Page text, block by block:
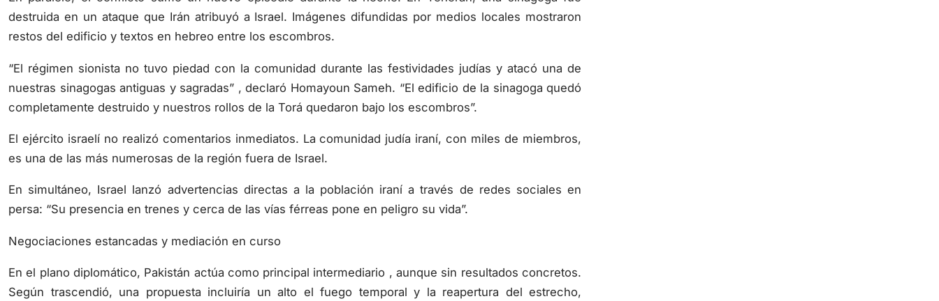
destruida en un ataque que Irán atribuyó a Israel. Imágenes difundidas por medios locales mostraron
restos del edificio y textos en hebreo entre los escombros.
“El régimen sionista no tuvo piedad con la comunidad durante las festividades judías y atacó una de
nuestras sinagogas antiguas y sagradas” , declaró Homayoun Sameh. “El edificio de la sinagoga quedó
completamente destruido y nuestros rollos de la Torá quedaron bajo los escombros”.
El ejército israelí no realizó comentarios inmediatos. La comunidad judía iraní, con miles de miembros,
es una de las más numerosas de la región fuera de Israel.
En simultáneo, Israel lanzó advertencias directas a la población iraní a través de redes sociales en
persa: “Su presencia en trenes y cerca de las vías férreas pone en peligro su vida”.
Negociaciones estancadas y mediación en curso
En el plano diplomático, Pakistán actúa como principal intermediario , aunque sin resultados concretos.
Según trascendió, una propuesta incluiría un alto el fuego temporal y la reapertura del estrecho,